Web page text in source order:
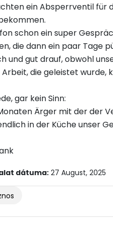
ein Absperrventil für
schon ein super
die dann ein paar Tage
und gut drauf, obwohl
die geleistet wurde,
gar kein Sinn:
Ärger mit der der
in der Küche unser
dátuma: 27 August, 2025